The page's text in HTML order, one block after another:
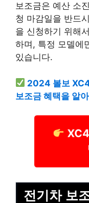
보조금은 예산 소
청 마감일을 반드
을 신청하기 위해
하며, 특정 모델에
있습니다.
2024 볼보
보조금 혜택을 알
전기차 보